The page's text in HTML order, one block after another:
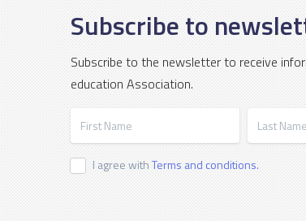
Subscribe to
Subscribe to the newsletter to receive
education Association.
I agree withTerms and conditions.